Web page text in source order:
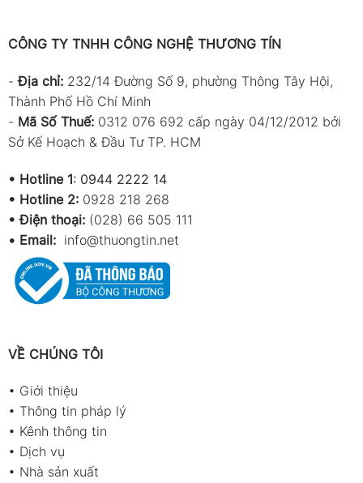
CÔNG TY TNHH CÔNG NGHỆ THƯƠNG TÍN
-Địa chỉ: 232/14 Đường Số 9, phường Thông Tây Hội,
Thành Phố Hồ Chí Minh
- Mã Số Thuế: 0312 076 692 cấp ngày 04/12/2012 bởi
Sở Kế Hoạch & Đầu Tư TP. HCM
• Hotline 1: 0944 2222 14
• Hotline 2: 0928 218 268
• Điện thoại: (028) 66 505 111
• Email: info@thuongtin.net
VỀ CHÚNG TÔI
• Giới thiệu
• Thông tin pháp lý
• Kênh thông tin
• Dịch vụ
• Nhà sản xuất